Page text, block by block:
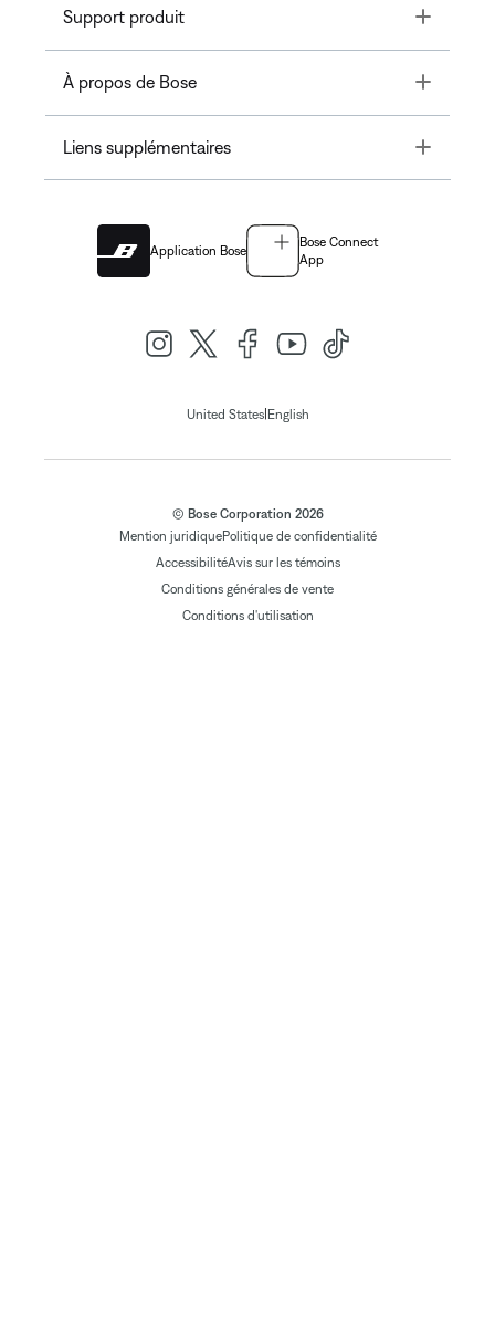
Support produit Toggle
À propos de Bose Toggle
Liens supplémentaires Toggle
Application Bose
Bose Connect
App
United States| English
© Bose Corporation 2026
Mention juridiquePolitique de confidentialité
AccessibilitéAvis sur les témoins
Conditions générales de vente
Conditions d'utilisation